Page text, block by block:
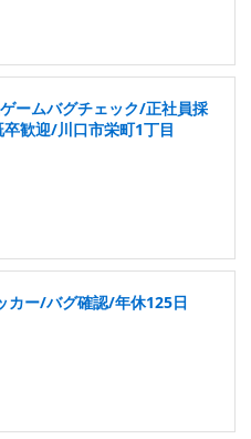
ームバグチェック/正社員採
歓迎/川口市栄町1丁目
カー/バグ確認/年休125日